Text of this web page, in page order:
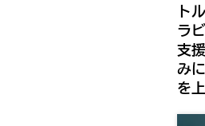
ト
ラ
支
み
を